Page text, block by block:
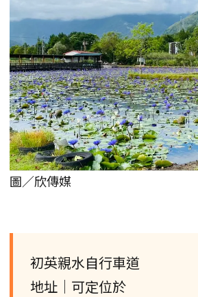
圖／欣傳媒
初英親水自行車道
地址｜可定位於